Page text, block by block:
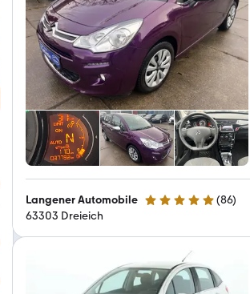
Langener Automobile 4.8 Sterne (86)
63303 Dreieich